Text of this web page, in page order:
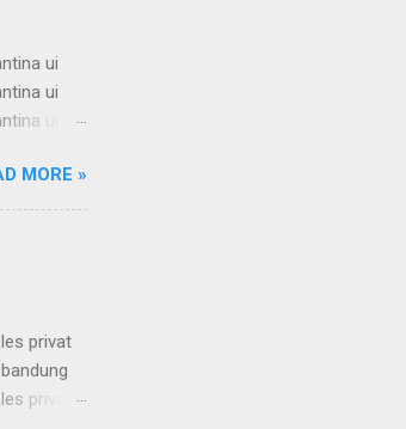
ui
ui
ui
ui
ui
ui
MORE »
privat
privat